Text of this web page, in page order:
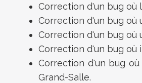
Correction d'un bug où
Correction d'un bug où
Correction d'un bug où
Correction d'un bug où
Correction d'un bug
Grand-Salle.